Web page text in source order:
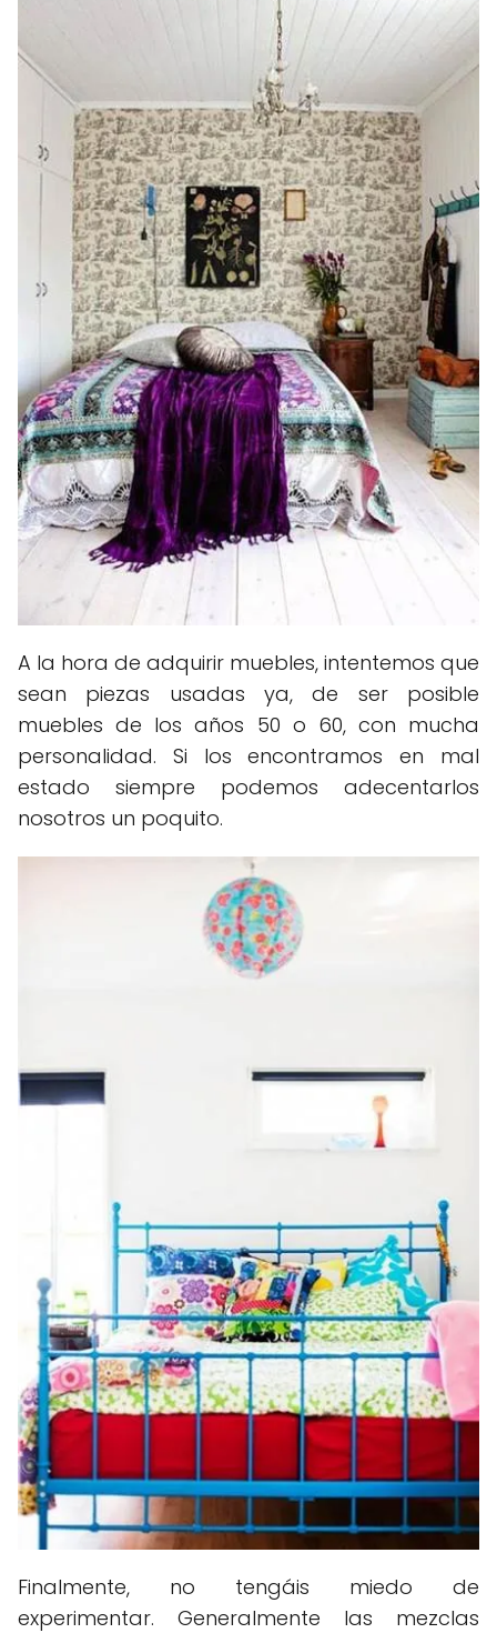
A la hora de adquirir muebles, intentemos que
sean piezas usadas ya, de ser posible
muebles de los años 50 o 60, con mucha
personalidad. Si los encontramos en mal
estado siempre podemos adecentarlos
nosotros un poquito.
Finalmente, no tengáis miedo de
experimentar. Generalmente las mezclas